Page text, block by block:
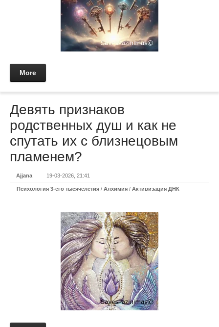
More
Девять признаков
родственных душ и как не
спутать их с близнецовым
пламенем?
Ajjana 19-03-2026, 21:41
Психология 3-его тысячелетия / Алхимия / Активизация ДНК